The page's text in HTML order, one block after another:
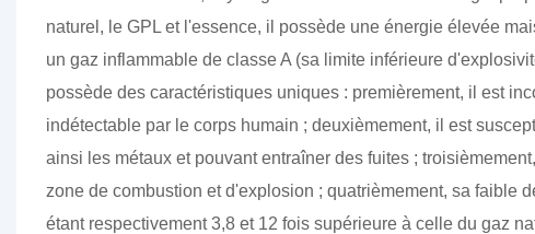
naturel, le GPL et l'essence, il possède une énergie élevée
un gaz inflammable de classe A (sa limite inférieure
possède des caractéristiques uniques : premièrement, il est
indétectable par le corps humain ; deuxièmement, il est
ainsi les métaux et pouvant entraîner des fuites ;
zone de combustion et d'explosion ; quatrièmement, sa faible
étant respectivement 3,8 et 12 fois supérieure à celle du gaz